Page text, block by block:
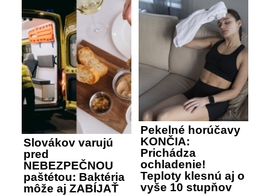
Slovákov varujú
pred
NEBEZPEČNOU
paštétou: Baktéria
môže aj ZABÍJAŤ
Pekelné horúčavy
KONČIA:
Prichádza
ochladenie!
Teploty klesnú aj o
vyše 10 stupňov